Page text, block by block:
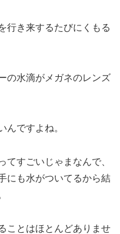
行き来するたびにくもる
の水滴がメガネのレンズ
んですよね。
てすごいじゃまなんで、
にも水がついてるから結
ことはほとんどありませ